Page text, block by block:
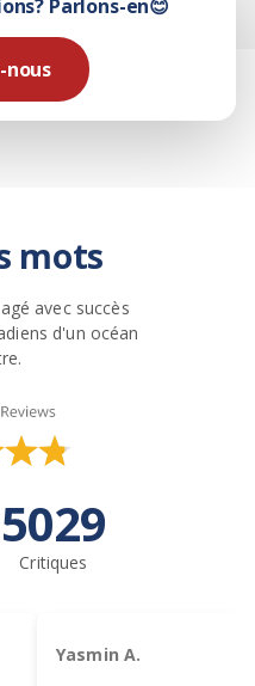
Parlons-en😊
nous
mots
avec succès
d'un océan
5029
Critiques
Yasmin A.